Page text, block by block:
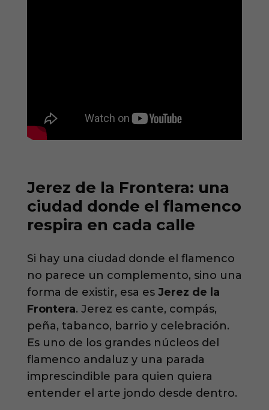
Jerez de la Frontera: una
ciudad donde el flamenco
respira en cada calle
Si hay una ciudad donde el flamenco
no parece un complemento, sino una
forma de existir, esa es Jerez de la
Frontera. Jerez es cante, compás,
peña, tabanco, barrio y celebración.
Es uno de los grandes núcleos del
flamenco andaluz y una parada
imprescindible para quien quiera
entender el arte jondo desde dentro.